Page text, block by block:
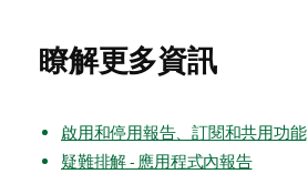
瞭解更多資訊
啟用和停用報告、訂閱和共用功能
疑難排解 - 應用程式內報告